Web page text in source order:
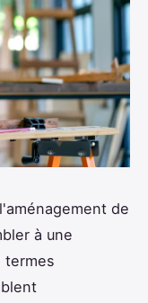
de
à une
termes